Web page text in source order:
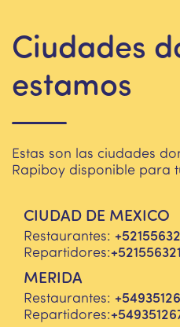
Ciudades
estamos
Estas son las ciudades
Rapiboy disponible para
CIUDAD DE MEXICO
Restaurantes:
Repartidores:
MERIDA
Restaurantes:
Repartidores: